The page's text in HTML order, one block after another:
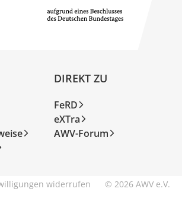
DIREKT ZU
FeRD
eXTra
AWV-Forum
widerrufen © 2026 AWV e.V.